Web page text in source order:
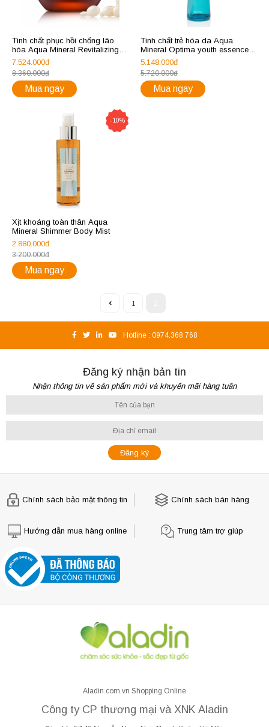
Tinh chất phục hồi chống lão
hóa Aqua Mineral Revitalizing
boost serum capsules
7.524.000đ
8.360.000đ
Mua ngay
Tinh chất trẻ hóa da Aqua
Mineral Optima youth essence
serum
5.148.000đ
5.720.000đ
Mua ngay
-10%
Xịt khoáng toàn thân Aqua
Mineral Shimmer Body Mist
2.880.000đ
3.200.000đ
Mua ngay
1
Hotline : 0974.368.768
Đăng ký nhận bản tin
Nhận thông tin về sản phẩm mới và khuyến mãi hàng tuần
Chính sách bảo mật thông tin Chính sách bán hàng
Hướng dẫn mua hàng online Trung tâm trợ giúp
Aladin.com.vn Shopping Online
Công ty CP thương mại và XNK Aladin